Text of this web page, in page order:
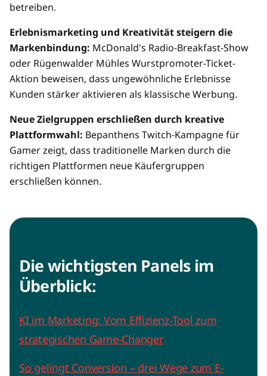
betreiben.
Erlebnismarketing und Kreativität steigern die
Markenbindung: McDonald's Radio-Breakfast-Show
oder Rügenwalder Mühles Wurstpromoter-Ticket-
Aktion beweisen, dass ungewöhnliche Erlebnisse
Kunden stärker aktivieren als klassische Werbung.
Neue Zielgruppen erschließen durch kreative
Plattformwahl: Bepanthens Twitch-Kampagne für
Gamer zeigt, dass traditionelle Marken durch die
richtigen Plattformen neue Käufergruppen
erschließen können.
Die wichtigsten Panels im
Überblick:
KI im Marketing: Vom Effizienz-Tool zum
strategischen Game-Changer
So gelingt Conversion – drei Wege zum E-